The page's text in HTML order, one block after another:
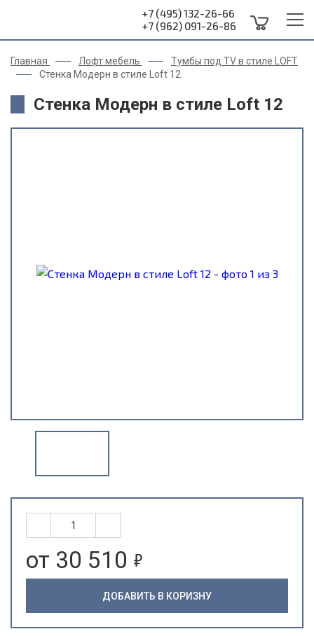
+7 (495) 132-26-66
+7 (962) 091-26-86
Главная Лофт мебель
Тумбы под TV в стиле LOFT
Стенка Модерн в стиле Loft 12
Стенка Модерн в стиле Loft 12
от 30 510 5
ДОБАВИТЬ В КОРИЗНУ